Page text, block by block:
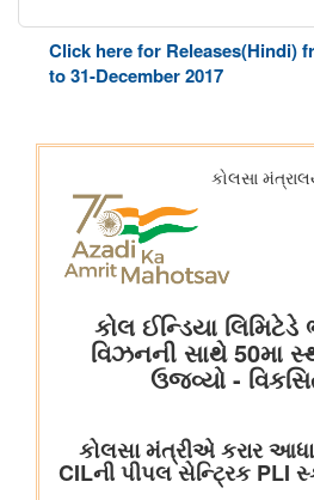
Click here for Releases(Hindi)
to 31-December 2017